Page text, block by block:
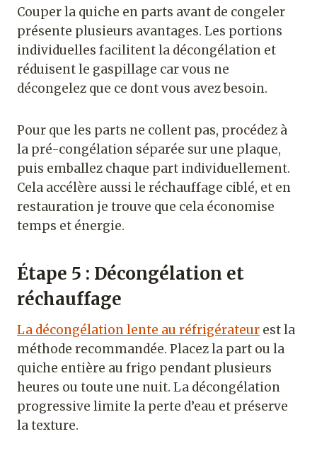
Couper la quiche en parts avant de congeler
présente plusieurs avantages. Les portions
individuelles facilitent la décongélation et
réduisent le gaspillage car vous ne
décongelez que ce dont vous avez besoin.
Pour que les parts ne collent pas, procédez à
la pré-congélation séparée sur une plaque,
puis emballez chaque part individuellement.
Cela accélère aussi le réchauffage ciblé, et en
restauration je trouve que cela économise
temps et énergie.
Étape 5 : Décongélation et
réchauffage
La décongélation lente au réfrigérateur est la
méthode recommandée. Placez la part ou la
quiche entière au frigo pendant plusieurs
heures ou toute une nuit. La décongélation
progressive limite la perte d’eau et préserve
la texture.